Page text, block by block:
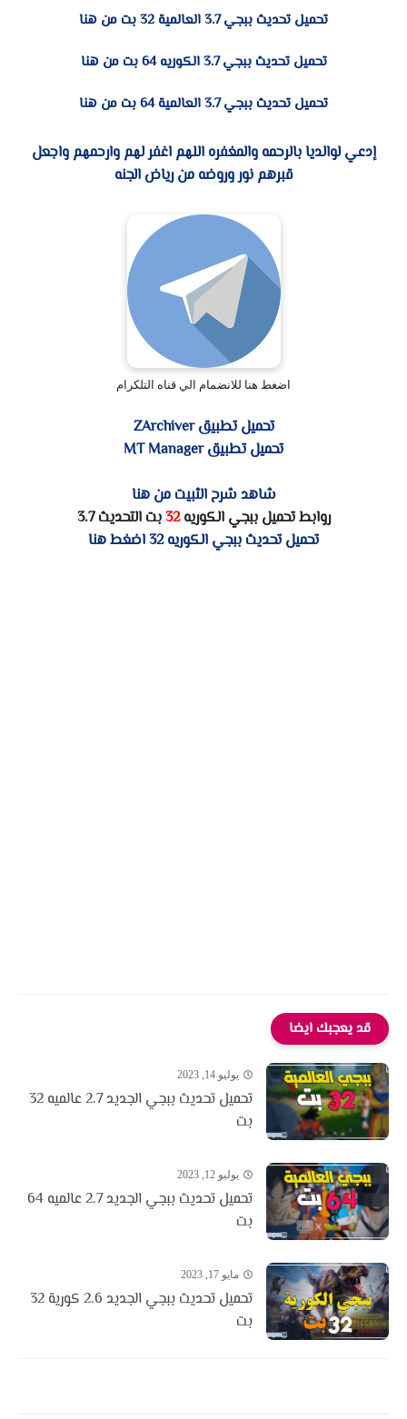
تحميل تحديث ببجي 3.7 العالمية 32 بت من هنا
تحميل تحديث ببجي 3.7 الكوريه 64 بت من هنا
تحميل تحديث ببجي 3.7 العالمية 64 بت من هنا
إدعي لوالديا بالرحمه والمغفره اللهم اغفر لهم وارحمهم واجعل
قبرهم نور وروضه من رياض الجنه
اضغط هنا للانضمام الي قناه التلكرام
تحميل تطبيق ZArchiver
تحميل تطبيق MT Manager
شاهد شرح الثبيت من هنا
روابط تحميل ببجي الكوريه32بت التحديث 3.7
تحميل تحديث ببجي الكوريه 32 اضغط هنا
قد يعجبك ايضا
يوليو 14, 2023
تحميل تحديث ببجي الجديد 2.7 عالميه 32
بت
يوليو 12, 2023
تحميل تحديث ببجي الجديد 2.7 عالميه 64
بت
مايو 17, 2023
تحميل تحديث ببجي الجديد 2.6 كورية 32
بت